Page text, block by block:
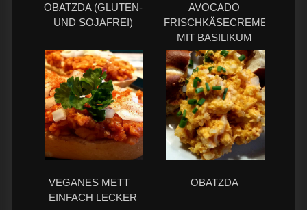
OBATZDA (GLUTEN-
UND SOJAFREI)
AVOCADO
FRISCHKÄSECREME
MIT BASILIKUM
VEGANES METT –
EINFACH LECKER
OBATZDA